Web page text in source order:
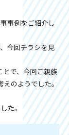
事例をご紹介し
今回チラシを見
とで、今回ご親族
えのようでした。
た。